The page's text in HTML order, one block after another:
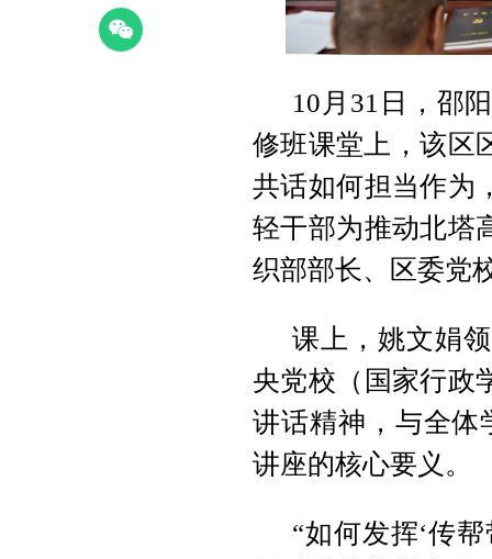
10月31日，邵
修班课堂上，该区
共话如何担当作为
轻干部为推动北塔
织部部长、区委党
课上，姚文娟
央党校（国家行政
讲话精神，与全体
讲座的核心要义。
“如何发挥‘传